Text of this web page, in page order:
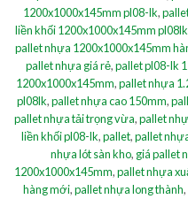
1200x1000x145mm pl08-lk,
liền khối 1200x1000x145mm pl08lk
pallet nhựa 1200x1000x145mm
pallet nhựa giá rẻ,pallet pl08-lk
1200x1000x145mm,pallet nhựa
pl08lk,pallet nhựa cao 150mm,
pallet nhựa tải trọng vừa,pallet
liền khối pl08-lk,pallet,pallet
nhựa lót sàn kho, giá pallet
1200x1000x145mm,pallet nhựa
hàng mới,pallet nhựa long thành,